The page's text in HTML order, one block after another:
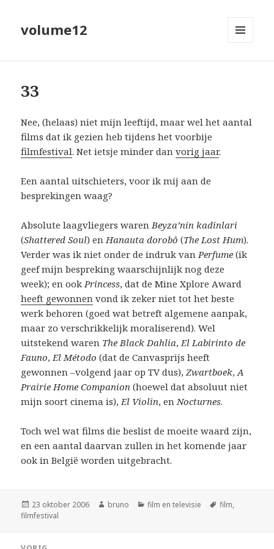
volume12
33
Nee, (helaas) niet mijn leeftijd, maar wel het aantal
films dat ik gezien heb tijdens het voorbije
filmfestival. Net ietsje minder danvorig jaar.
Een aantal uitschieters, voor ik mij aan de
besprekingen waag?
Absolute laagvliegers warenBeyza’nin kadinlari
(Shattered Soul) enHanauta dorobô (The Lost Hum).
Verder was ik niet onder de indruk vanPerfume (ik
geef mijn bespreking waarschijnlijk nog deze
week); en ookPrincess, dat de Mine Xplore Award
heeft gewonnen vond ik zeker niet tot het beste
werk behoren (goed wat betreft algemene aanpak,
maar zo verschrikkelijk moraliserend). Wel
uitstekend waren The Black Dahlia,El Labirinto de
Fauno,El Método (dat de Canvasprijs heeft
gewonnen –volgend jaar op TV dus),Zwartboek,A
Prairie Home Companion (hoewel dat absoluut niet
mijn soort cinema is),El Violin, enNocturnes.
Toch wel wat films die beslist de moeite waard zijn,
en een aantal daarvan zullen in het komende jaar
ook in België worden uitgebracht.
Geplaatst
op
23 oktober 2006 Auteur
bruno Categorieën
film en televisie Tags
film,
filmfestival